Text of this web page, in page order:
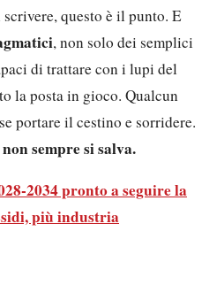
questo è il punto. E
, non solo dei semplici
di trattare con i lupi del
la posta in gioco. Qualcun
portare il cestino e sorridere.
sempre si salva.
2034 pronto a seguire la
più industria